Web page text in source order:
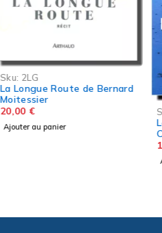
Sku: LRUI
Le Rêve d'une Ile,d'Olivier Le
Carrer